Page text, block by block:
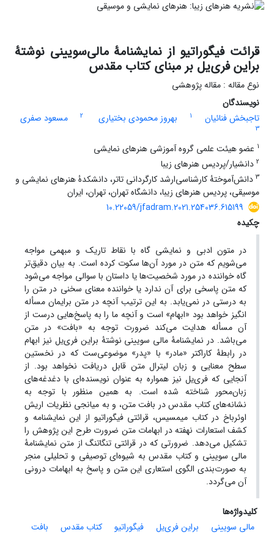
قرائت فیگوراتیو از نمایشنامۀ مالی‌سویینی نوشتۀ
براین فری‌یل بر مبنای کتاب مقدس
نوع مقاله : مقاله پژوهشی
نویسندگان
تاجبخش فنائیان
1 بهروز محمودی بختیاری 2 مسعود صفری
3
1 عضو هیئت علمی گروه آموزشی هنرهای نمایشی
2 دانشیار/پردیس هنرهای زیبا
3 دانش‌آموختۀ کارشناسی‌ارشد کارگردانی تاتر، دانشکدۀ هنرهای نمایشی و
موسیقی، پردیس هنرهای زیبا، دانشگاه تهران، تهران، ایران
10.22059/jfadram.2021.254036.615199
چکیده
در متون ادبی و نمایشی گاه با نقاط تاریک و مبهمی مواجه
می‌شویم که متن در مورد آن‌ها سکوت کرده است. به بیان دقیق‌تر
گاه خواننده در مورد شخصیت‌ها یا داستان با سوالی مواجه می‌شود
که متن پاسخی برای آن ندارد یا خواننده معنای سخنی در متن را
به درستی در نمی‌یابد. به این ترتیب آنچه در متن برایمان مسأله
انگیز خواهد بود «ابهام» است و آنچه ما را به پاسخ‌هایی درست از
آن مسأله هدایت می‌کند ضرورت توجه به «بافت» در متن
می‌باشد. در نمایشنامۀ مالی سویینی نوشتۀ براین فری‌یل نیز ابهام
در رابطۀ کاراکتر «مادر» با «پدر» موضوعی‌ست که در نخستین
سطح معنایی و زبان لیترال متن قابل دریافت نخواهد بود. از
آنجایی که فری‌یل نیز همواره به عنوان نویسنده‌ای با دغدغه‌های
زبان‌محور شناخته شده است. به همین منظور با توجه به
نشانه‌های کتاب مقدس در بافت متن، و به میانجی نظریات اریش
اوئرباخ در کتاب میمسیس، قرائتی فیگوراتیو از این نمایشنامه و
کشف استعارات نهفته در ابهامات متن ضرورت طرح این پژوهش را
تشکیل می‌دهد. ضرورتی که در قرائتی تنگاتنگ از متن نمایشنامۀ
مالی سویینی و کتاب مقدس به شیوه‌ای توصیفی و تحلیلی منجر
به صورت‌بندی الگوی استعاری این متن و پاسخ به ابهامات درونی
آن می‌گردد.
کلیدواژه‌ها
مالی سویینی
براین فری‌یل فیگوراتیو کتاب مقدس
بافت